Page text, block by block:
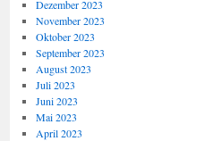
Dezember 2023
November 2023
Oktober 2023
September 2023
August 2023
Juli 2023
Juni 2023
Mai 2023
April 2023